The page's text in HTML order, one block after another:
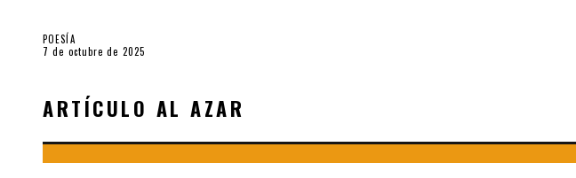
POESÍA
7 de octubre de 2025
ARTÍCULO AL AZAR